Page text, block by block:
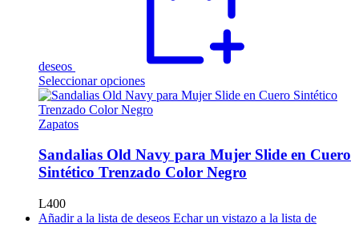
deseos
Seleccionar opcionesEste
producto
tiene
Las
opciones
se
en
Zapatos
Sandalias Old Navy para Mujer Slide en Cuero
Sintético Trenzado Color Negro
L400
Añadir a la lista de deseos Echar un vistazo a la lista de